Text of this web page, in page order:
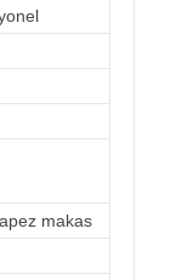
makas